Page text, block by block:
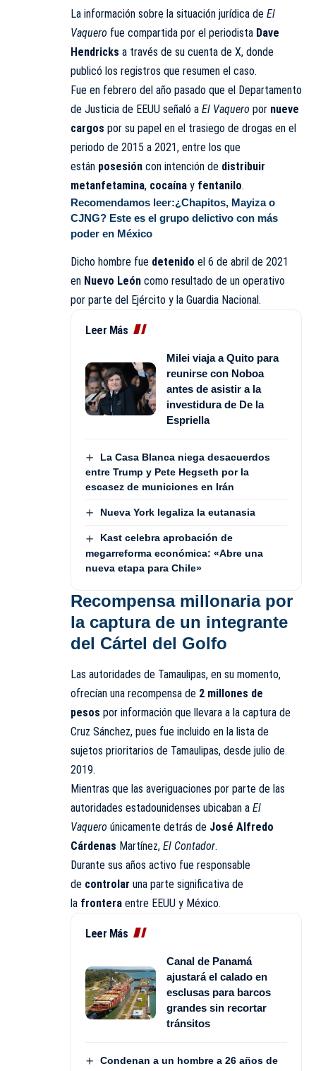
La información sobre la situación jurídica de El
Vaquero fue compartida por el periodista Dave
Hendricks a través de su cuenta de X, donde
publicó los registros que resumen el caso.
Fue en febrero del año pasado que el Departamento
de Justicia de EEUU señaló a El Vaquero por nueve
cargos por su papel en el trasiego de drogas en el
periodo de 2015 a 2021, entre los que
están posesión con intención de distribuir
metanfetamina, cocaína y fentanilo.
Recomendamos leer:¿Chapitos, Mayiza o
CJNG? Este es el grupo delictivo con más
poder en México
Dicho hombre fue detenido el 6 de abril de 2021
en Nuevo León como resultado de un operativo
por parte del Ejército y la Guardia Nacional.
Leer Más
Milei viaja a Quito para
reunirse con Noboa
antes de asistir a la
investidura de De la
Espriella
La Casa Blanca niega desacuerdos
entre Trump y Pete Hegseth por la
escasez de municiones en Irán
Nueva York legaliza la eutanasia
Kast celebra aprobación de
megarreforma económica: «Abre una
nueva etapa para Chile»
Recompensa millonaria por
la captura de un integrante
del Cártel del Golfo
Las autoridades de Tamaulipas, en su momento,
ofrecían una recompensa de 2 millones de
pesos por información que llevara a la captura de
Cruz Sánchez, pues fue incluido en la lista de
sujetos prioritarios de Tamaulipas, desde julio de
2019.
Mientras que las averiguaciones por parte de las
autoridades estadounidenses ubicaban a El
Vaquero únicamente detrás de José Alfredo
Cárdenas Martínez, El Contador.
Durante sus años activo fue responsable
de controlar una parte significativa de
la frontera entre EEUU y México.
Leer Más
Canal de Panamá
ajustará el calado en
esclusas para barcos
grandes sin recortar
tránsitos
Condenan a un hombre a 26 años de